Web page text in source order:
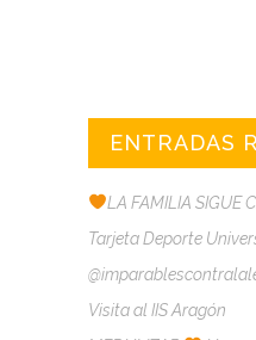
ENTRADAS
LA FAMILIA SIGUE
Tarjeta Deporte
Visita al IIS Aragón